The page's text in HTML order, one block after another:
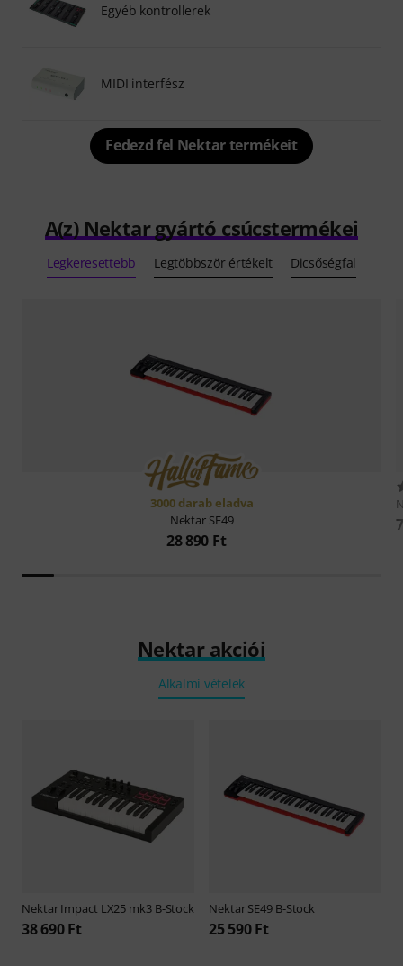
Egyéb kontrollerek
MIDI interfész
Fedezd fel Nektar termékeit
A(z) Nektar gyártó csúcstermékei
Legkeresettebb Legtöbbször értékelt Dicsőségfal
3000 darab eladva
Nektar SE49
28 890 Ft
Nektar akciói
Alkalmi vételek
NektarImpact LX25 mk3 B-Stock
38 690 Ft
NektarSE49 B-Stock
25 590 Ft